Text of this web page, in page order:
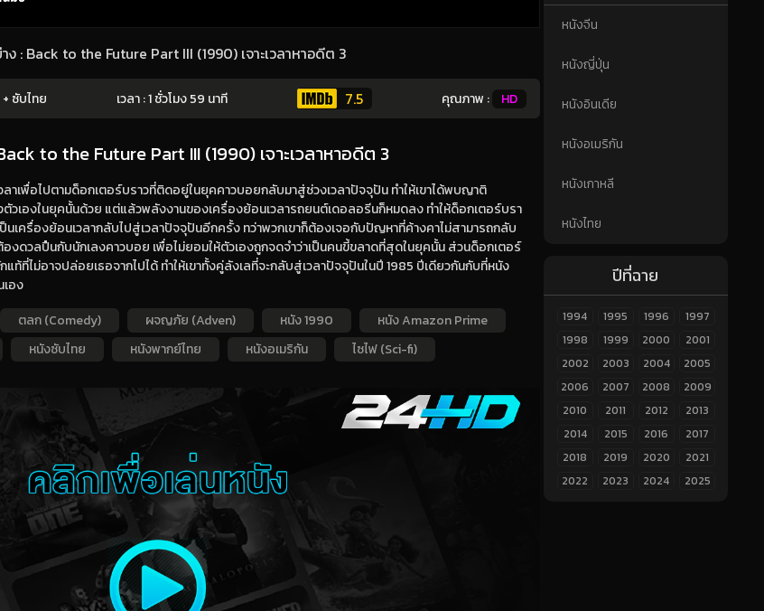
ง : Back to the Future Part III (1990) เจาะเวลาหาอดีต 3
ซับไทย เวลา : 1 ชั่วโมง 59 นาที 7.5 คุณภาพ : HD
to the Future Part III (1990) เจาะเวลาหาอดีต 3
าเพื่อไปตามด็อกเตอร์บราวที่ติดอยู่ในยุคคาวบอยกลับมาสู่ช่วงเวลาปัจจุปัน ทำให้เขาได้พบญาติ
วเองในยุคนั้นด้วย แต่แล้วพลังงานของเครื่องย้อนเวลารถยนต์เดอลอรีนก็หมดลง ทำให้ด็อกเตอร์บรา
นเครื่องย้อนเวลากลับไปสู่เวลาปัจจุปันอีกครั้ง ทว่าพวกเขาก็ต้องเจอกับปัญหาที่ค้างคาไม่สามารถกลับ
องดวลปืนกับนักเลงคาวบอย เพื่อไม่ยอมให้ตัวเองถูกจดจำว่าเป็นคนขี้ขลาดที่สุดในยุคนั้น ส่วนด็อกเตอร์
ท้ที่ไม่อาจปล่อยเธอจากไปได้ ทำให้เขาทั้งคู่ลังเลที่จะกลับสู่เวลาปัจจุปันในปี 1985 ปีเดียวกันกับที่หนัง
อง
ตลก (Comedy) ผจญภัย (Adven) หนัง 1990
หนัง Amazon Prime
หนังซับไทย หนังพากย์ไทย หนังอเมริกัน ไซไฟ (Sci-fi)
หนังจีน
หนังญี่ปุ่น
หนังอินเดีย
หนังอเมริกัน
หนังเกาหลี
หนังไทย
ปีที่ฉาย
1994 1995 1996
1997
1998
1999 2000
2001
2002
2003 2004
2005
2006
2007 2008
2009
2010
2011 2012
2013
2014
2015 2016
2017
2018
2019 2020
2021
2022
2023 2024 2025